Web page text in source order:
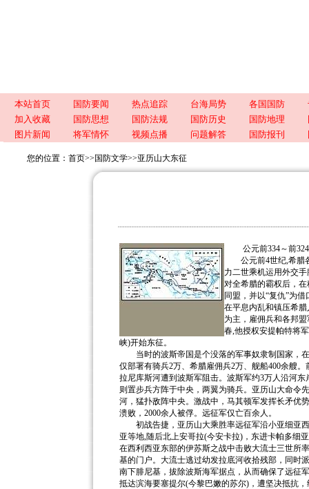
本站首页 国防要闻 热点追踪 台海局势 各国国防
加入收藏
国防思想 国防法规 国防历史 国防地理
图片新闻
将军情怀 视频点播 问题解答 国防报刊
您的位置： 首页>> 国防文学>>亚历山大东征
公元前334～前324
公元前4世纪,希腊各
力二世乘机运用外交
对全希腊的霸权后，
同盟，并以“复仇”为
在平息内乱和镇压希
为主，雇佣兵和各邦
春,他授权安提帕特将
峡)开始东征。
当时的波斯帝国是个没落的军事奴隶制国家，在
仅部署有骑兵2万、希腊雇佣兵2万、舰船400余艘
拉尼库斯河遭到波斯军阻击。波斯军约3万人沿河
则置步兵方阵于中央，两翼为骑兵。亚历山大命令
河，猛扑敌阵中央。激战中，马其顿军发挥长矛优
溃败，2000余人被俘。远征军仅亡百余人。
初战告捷，亚历山大乘胜率远征军沿小亚细亚
亚等地,随后北上安哥拉(今安卡拉)，东进卡帕多细
在西利西亚东部的伊苏斯之战中击败大流士三世所
基的门户。大流士逃过幼发拉底河收拾残部，同时
南下腓尼基，拔除波斯海军据点，从而确保了远征
抵达滨海要塞提尔(今黎巴嫩的苏尔)，遭坚决抵抗